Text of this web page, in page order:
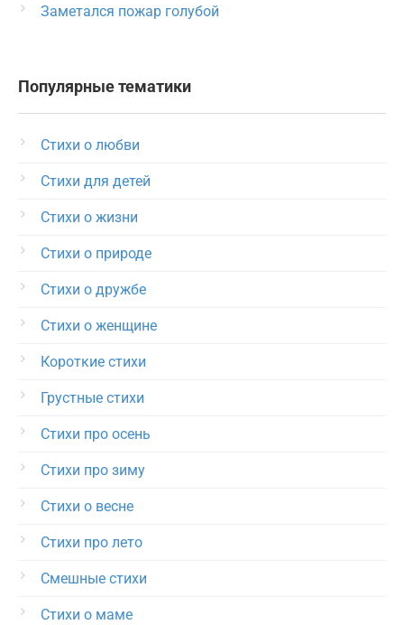
Заметался пожар голубой
Популярные тематики
Стихи о любви
Стихи для детей
Стихи о жизни
Стихи о природе
Стихи о дружбе
Стихи о женщине
Короткие стихи
Грустные стихи
Стихи про осень
Стихи про зиму
Стихи о весне
Стихи про лето
Смешные стихи
Стихи о маме